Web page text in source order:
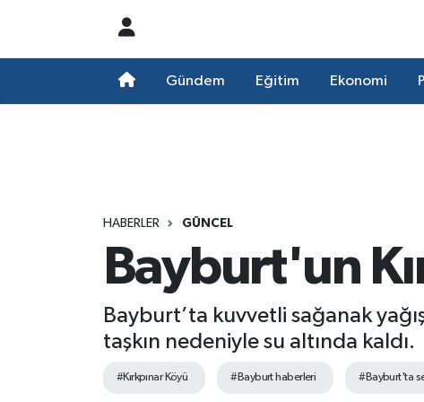
Gündem Eğitim Ekonomi
HABERLER GÜNCEL
Bayburt'un
Bayburt’ta kuvvetli sağanak
taşkın nedeniyle su altında kaldı.
#Kırkpınar Köyü #Bayburt haberleri #Bayburt'ta
Süper Lig Puan Durumu ve Fikstür
Son Dakika Haberleri